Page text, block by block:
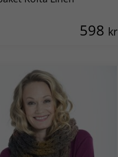
598 kr